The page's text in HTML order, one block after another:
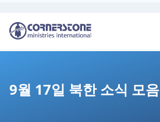
9월 17일 북한 소식 모음